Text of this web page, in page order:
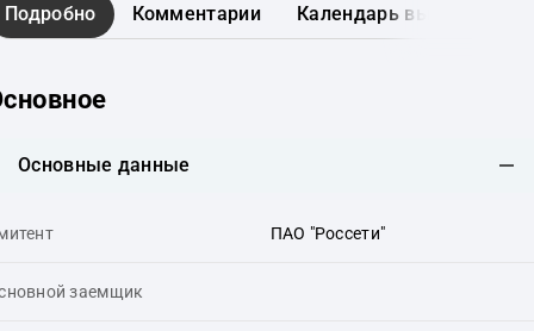
Подробно Комментарии Календарь выплат
Основные данные
ПАО "Россети"
заемщик